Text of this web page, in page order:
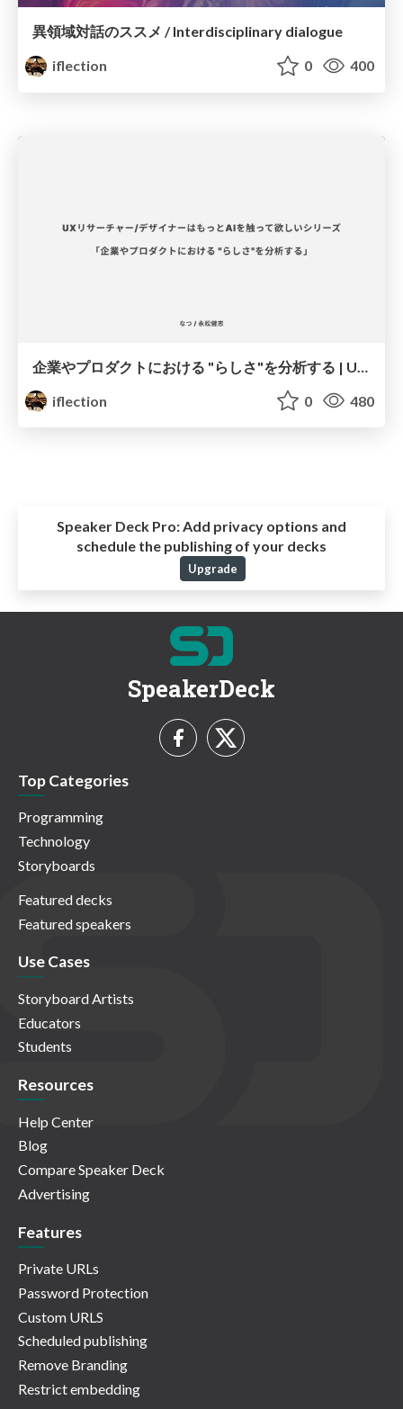
異領域対話のススメ / Interdisciplinary dialogue
iflection
0 400
iflection
0 480
Speaker Deck Pro:Add privacy options and
schedule the publishing of your decks
Upgrade
SpeakerDeck
Top Categories
Programming
Technology
Storyboards
Featured decks
Featured speakers
Use Cases
Storyboard Artists
Educators
Students
Resources
Help Center
Blog
Compare Speaker Deck
Advertising
Features
Private URLs
Password Protection
Custom URLS
Scheduled publishing
Remove Branding
Restrict embedding